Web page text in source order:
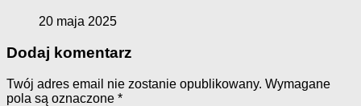
20 maja 2025
Dodaj komentarz
Twój adres email nie zostanie opublikowany. Wymagane
pola są oznaczone *